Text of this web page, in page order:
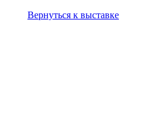
Вернуться к выставке